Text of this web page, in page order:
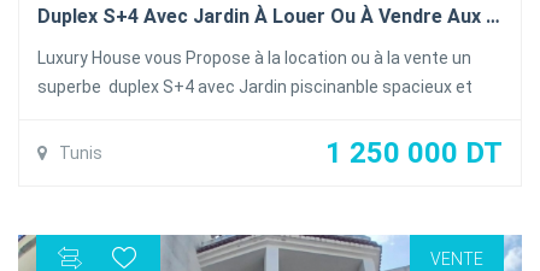
Duplex S+4 Avec Jardin À Louer Ou À Vendre Aux Lac1
Luxury House vous Propose à la location ou à la vente un
superbe duplex S+4 avec Jardin piscinanble spacieux et
Lac1
ouvrant sur le jardin une cuisine équipée donnant sur le
jardin, salle d'eau invité
Tunis 1 250 000 DT
VENTE